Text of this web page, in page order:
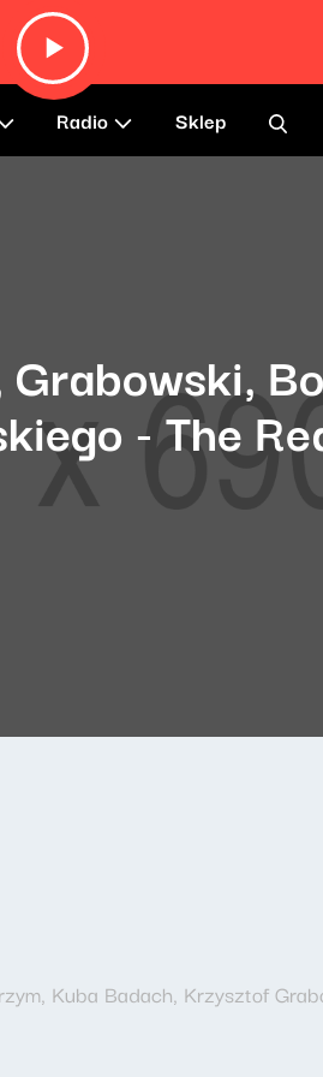
Radio Sklep
- The
Kuba Badach, Krzysztof